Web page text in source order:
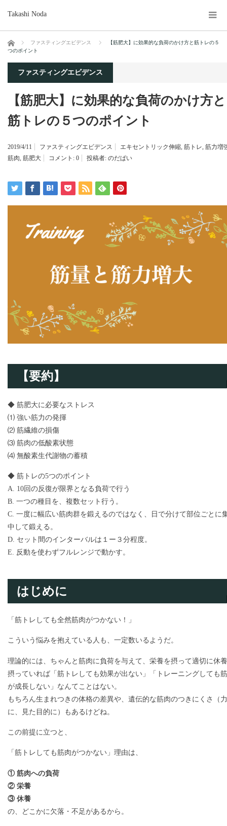
Takashi Noda
ホーム ファスティングエビデンス
【筋肥大】に効果的な負荷のかけ方と筋トレの５
つのポイント
ファスティングエビデンス
【筋肥大】に効果的な負荷のかけ方と
筋トレの５つのポイント
2019/4/11 ファスティングエビデンス エキセントリック伸縮, 筋トレ, 筋力増
筋肉, 筋肥大 コメント: 0 投稿者: のだぱい
【要約】
◆ 筋肥大に必要なストレス
⑴ 強い筋力の発揮
⑵ 筋繊維の損傷
⑶ 筋肉の低酸素状態
⑷ 無酸素生代謝物の蓄積
◆ 筋トレの5つのポイント
A. 10回の反復が限界となる負荷で行う
B. 一つの種目を、複数セット行う。
C. 一度に幅広い筋肉群を鍛えるのではなく、日で分けて部位ごとに
中して鍛える。
D. セット間のインターバルは１ー３分程度。
E. 反動を使わずフルレンジで動かす。
はじめに
「筋トレしても全然筋肉がつかない！」
こういう悩みを抱えている人も、一定数いるようだ。
理論的には、ちゃんと筋肉に負荷を与えて、栄養を摂って適切に休
摂っていれば「筋トレしても効果が出ない」「トレーニングしても
が成長しない」なんてことはない。
もちろん生まれつきの体格の差異や、遺伝的な筋肉のつきにくさ（
に、見た目的に）もあるけどね。
この前提に立つと、
「筋トレしても筋肉がつかない」理由は、
① 筋肉への負荷
② 栄養
③ 休養
の、どこかに欠落・不足があるから。